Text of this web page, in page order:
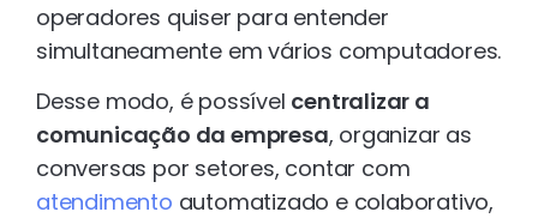
operadores quiser para entender
simultaneamente em vários computadores.
Desse modo, é possível centralizar a
comunicação da empresa, organizar as
conversas por setores, contar com
atendimento automatizado e colaborativo,